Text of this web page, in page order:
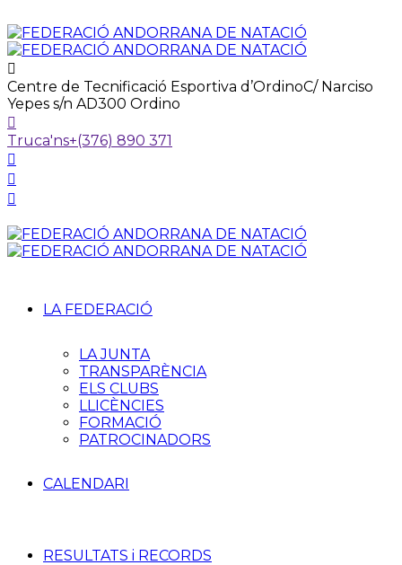
Centre de Tecnificació Esportiva d’OrdinoC/ Narciso
Yepes s/n AD300 Ordino
Truca'ns+(376) 890 371
LA FEDERACIÓ
LA JUNTA
TRANSPARÈNCIA
ELS CLUBS
LLICÈNCIES
FORMACIÓ
PATROCINADORS
CALENDARI
RESULTATS i RECORDS